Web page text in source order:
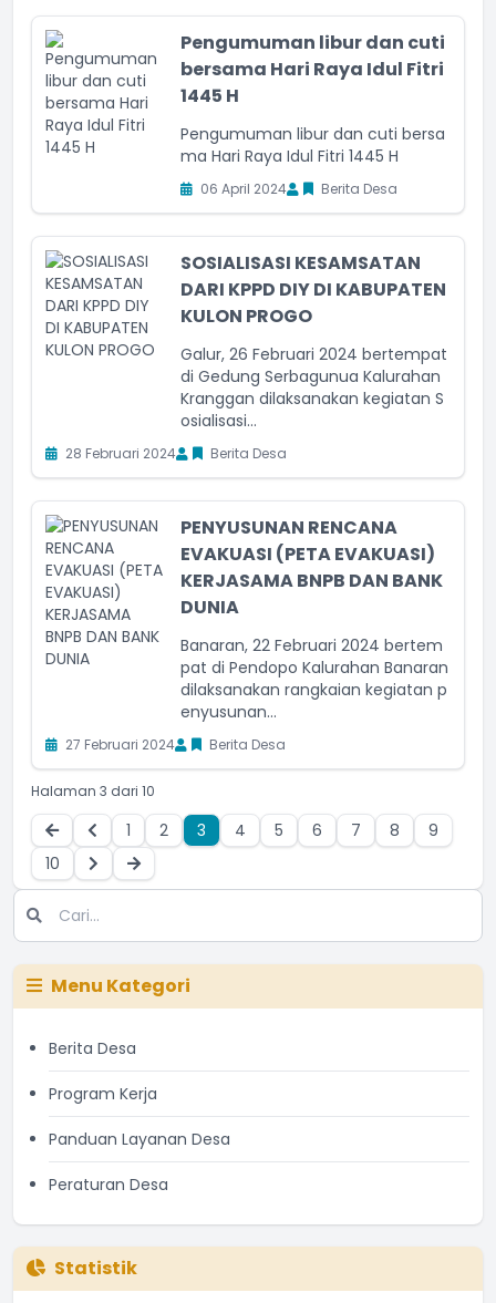
Pengumuman libur dan cuti
bersama Hari Raya Idul Fitri
1445 H
Pengumuman libur dan cuti bersa
ma Hari Raya Idul Fitri 1445 H
06 April 2024 Berita Desa
SOSIALISASI KESAMSATAN
DARI KPPD DIY DI KABUPATEN
KULON PROGO
Galur, 26 Februari 2024 bertempat
di Gedung Serbagunua Kalurahan
Kranggan dilaksanakan kegiatan S
osialisasi...
28 Februari 2024 Berita Desa
PENYUSUNAN RENCANA
EVAKUASI (PETA EVAKUASI)
KERJASAMA BNPB DAN BANK
DUNIA
Banaran, 22 Februari 2024 bertem
pat di Pendopo Kalurahan Banaran
dilaksanakan rangkaian kegiatan p
enyusunan...
27 Februari 2024 Berita Desa
Halaman 3 dari 10
1 2 3 4 5 6 7 8
9
10
Menu Kategori
Berita Desa
Program Kerja
Panduan Layanan Desa
Peraturan Desa
Statistik